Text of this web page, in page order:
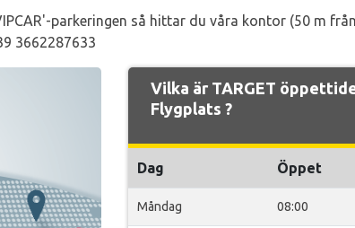
parkeringen så hittar du våra kontor (50 m
3662287633
Vilka är TARGET
Flygplats ?
Dag Öppet
Måndag 08:00